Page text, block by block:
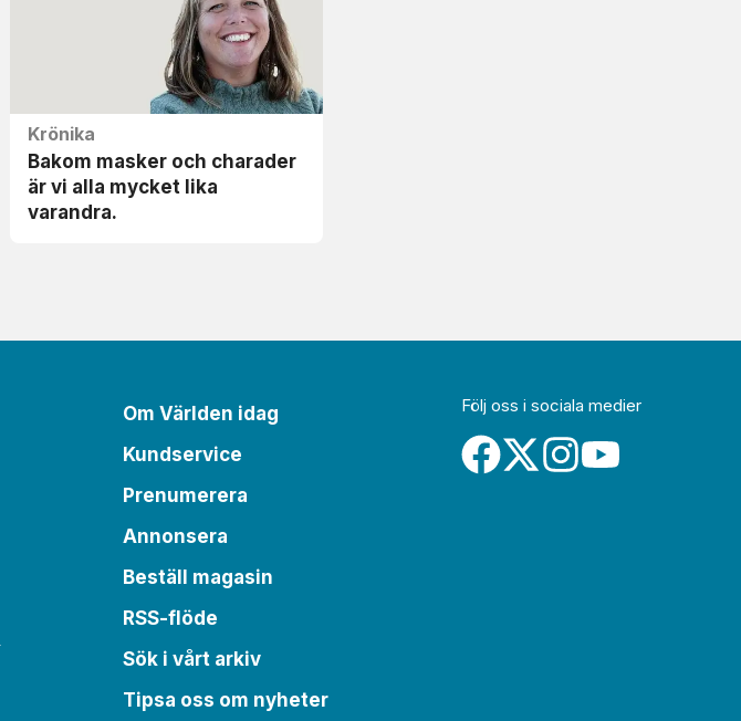
Krönika
Bakom masker och charader
är vi alla mycket lika
varandra.
Om Världen idag
Kundservice
Prenumerera
Annonsera
Beställ magasin
RSS-flöde
Sök i vårt arkiv
Tipsa oss om nyheter
Följ oss i sociala medier